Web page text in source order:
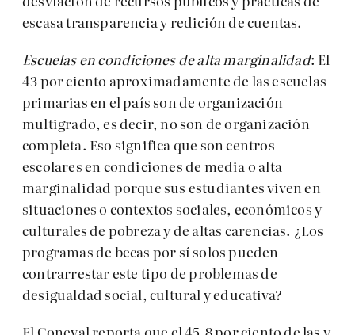
escasa transparencia y redición de cuentas.
Escuelas en condiciones dealtamarginalidad: El
43 por ciento aproximadamente de las escuelas
primarias en el país son de organización
multigrado, es decir, no son de organización
completa. Eso significa que son centros
escolares en condiciones de media o alta
marginalidad porque sus estudiantes viven en
situaciones o contextos sociales, económicos y
culturales de pobreza y de altas carencias. ¿Los
programas de becas por sí solos pueden
contrarrestar este tipo de problemas de
desigualdad social, cultural y educativa?